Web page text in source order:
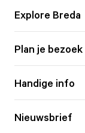
Explore Breda
Plan je bezoek
Handige info
Nieuwsbrief